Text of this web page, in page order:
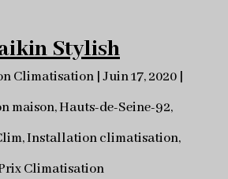
Stylish
Climatisation |Juin 17, 2020
maison,Hauts-de-Seine-92,
,Installation climatisation,
Climatisation